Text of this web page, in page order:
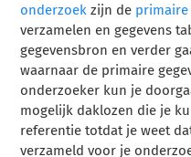
onderzoek zijn de primaire
verzamelen en gegevens
gegevensbron en verder
waarnaar de primaire
onderzoeker kun je
mogelijk daklozen die je
referentie totdat je weet
verzameld voor je